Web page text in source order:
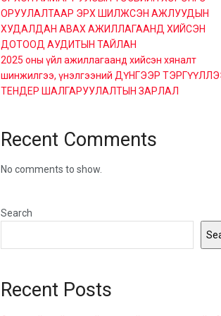
ОРУУЛАЛТААР ЭРХ ШИЛЖСЭН АЖЛУУДЫН
ХУДАЛДАН АВАХ АЖИЛЛАГААНД ХИЙСЭН
ДОТООД АУДИТЫН ТАЙЛАН
2025 оны үйл ажиллагаанд хийсэн хяналт
шинжилгээ, үнэлгээний ДҮНГЭЭР
ТЕНДЕР ШАЛГАРУУЛАЛТЫН ЗАРЛАЛ
Recent Comments
No comments to show.
Search
Recent Posts